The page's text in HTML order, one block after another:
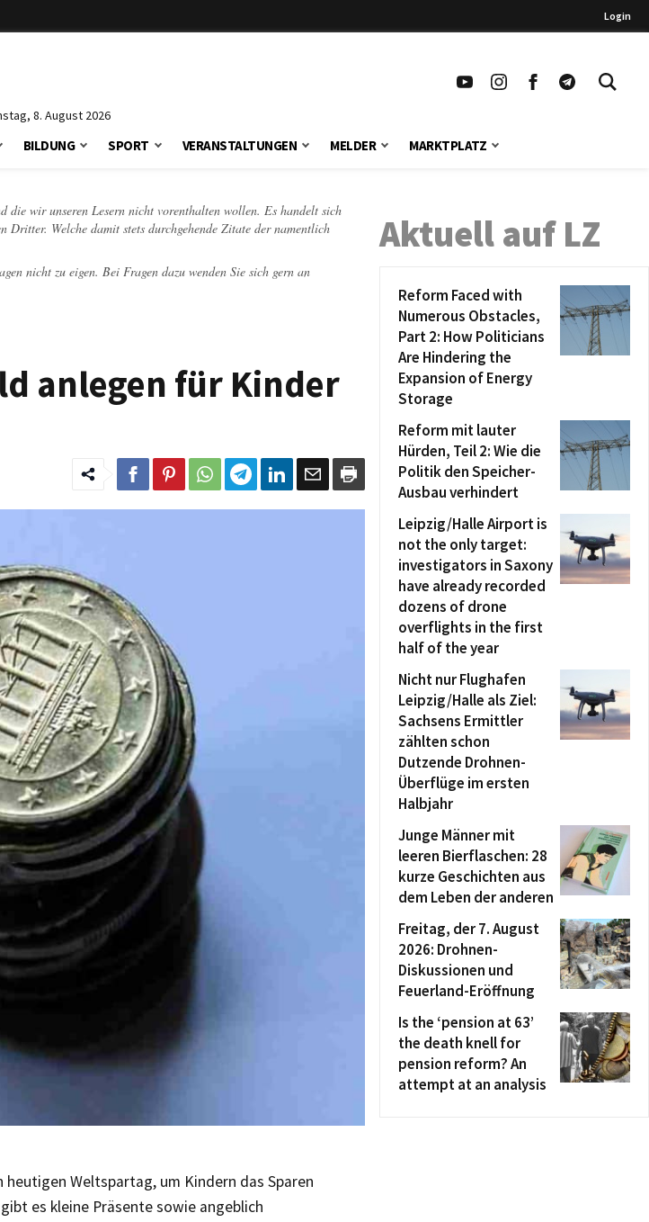
Login
8. August 2026
BILDUNG SPORT VERANSTALTUNGEN MELDER MARKTPLATZ
die wir unseren Lesern nicht vorenthalten wollen. Es handelt sich
Welche damit stets durchgehende Zitate der namentlich
nicht zu eigen. Bei Fragen dazu wenden Sie sich gern an
anlegen für Kinder
heutigen Weltspartag, um Kindern das Sparen
es kleine Präsente sowie angeblich
Aktuell auf LZ
Reform Faced with
Numerous Obstacles,
Part 2: How Politicians
Are Hindering the
Expansion of Energy
Storage
Reform mit lauter
Hürden, Teil 2: Wie die
Politik den Speicher-
Ausbau verhindert
Leipzig/Halle Airport is
not the only target:
investigators in Saxony
have already recorded
dozens of drone
overflights in the first
half of the year
Nicht nur Flughafen
Leipzig/Halle als Ziel:
Sachsens Ermittler
zählten schon
Dutzende Drohnen-
Überflüge im ersten
Halbjahr
Junge Männer mit
leeren Bierflaschen: 28
kurze Geschichten aus
dem Leben der anderen
Freitag, der 7. August
2026: Drohnen-
Diskussionen und
Feuerland-Eröffnung
Is the ‘pension at 63’
the death knell for
pension reform? An
attempt at an analysis